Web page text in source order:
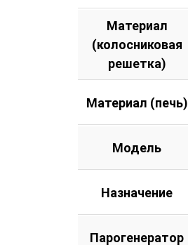
Материал
(колосниковая
решетка)
Материал (печь)
Модель
Назначение
Парогенератор